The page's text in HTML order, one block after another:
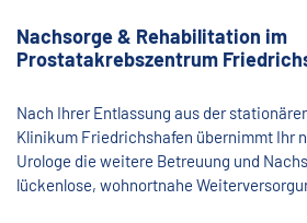
Nachsorge & Rehabilitation im
Prostatakrebszentrum
Nach Ihrer Entlassung aus der
Klinikum Friedrichshafen übernimmt Ihr
Urologe die weitere Betreuung und
lückenlose, wohnortnahe